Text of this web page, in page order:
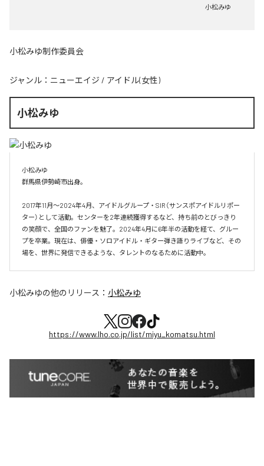
小松みゆ
小松みゆ制作委員会
ジャンル： ニューエイジ / アイドル(女性)
小松みゆ
小松みゆ
群馬県伊勢崎市出身。
2017年11月〜2024年4月、アイドルグループ・SIR（サンスポアイドルリポー
ター）として活動。センターを2年連続獲得するなど、持ち前のとびっきり
の笑顔で、全国のファンを魅了。2024年4月に6年半の活動を経て、グルー
プを卒業。現在は、俳優・ソロアイドル・ギター弾き語りライブなど、その
場を、世界に発信できるような、タレントのなるために活動中。
小松みゆの他のリリース： 小松みゆ
https://www.lho.co.jp/list/miyu_komatsu.html